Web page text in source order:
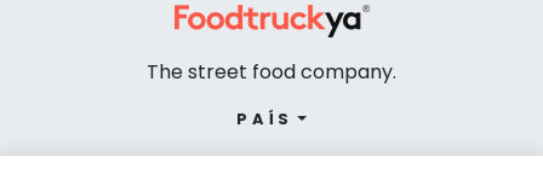
The street food company.
PAÍS